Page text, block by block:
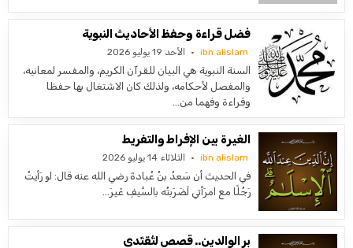
فضل قراءة وحفظ الأحاديث النبوية
ibn alislam الأحد 19 يوليو 2026
السنة النبوية هي البيان للقرآن الكريم، والمفسر لمعانيه،
والمفصل لأحكامه، ولذلك كان الاشتغال بها حفظا
وقراءة وفهما من…
الغيرة بين الإفراط والتفريط
ibn alislam الثلاثاء 14 يوليو 2026
في الحديث أن سَعدُ بنُ عُبادةَ رضي الله عنه قال: لو رَأيتُ
رَجُلًا مع امرَأتي لَضَرَبتُه بالسَّيفِ غَيرَ…
بر الوالدين.. قصص لتُقتَدى